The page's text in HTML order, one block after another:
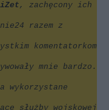
, zachęcony ich
razem z
komentatorkom
mnie bardzo.
wykorzystane
służby wojskowej